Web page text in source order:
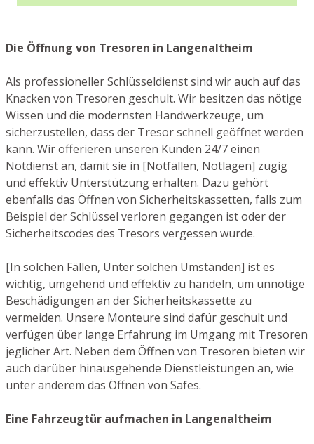
Die Öffnung von Tresoren in Langenaltheim
Als professioneller Schlüsseldienst sind wir auch auf das
Knacken von Tresoren geschult. Wir besitzen das nötige
Wissen und die modernsten Handwerkzeuge, um
sicherzustellen, dass der Tresor schnell geöffnet werden
kann. Wir offerieren unseren Kunden 24/7 einen
Notdienst an, damit sie in [Notfällen, Notlagen] zügig
und effektiv Unterstützung erhalten. Dazu gehört
ebenfalls das Öffnen von Sicherheitskassetten, falls zum
Beispiel der Schlüssel verloren gegangen ist oder der
Sicherheitscodes des Tresors vergessen wurde.
[In solchen Fällen, Unter solchen Umständen] ist es
wichtig, umgehend und effektiv zu handeln, um unnötige
Beschädigungen an der Sicherheitskassette zu
vermeiden. Unsere Monteure sind dafür geschult und
verfügen über lange Erfahrung im Umgang mit Tresoren
jeglicher Art. Neben dem Öffnen von Tresoren bieten wir
auch darüber hinausgehende Dienstleistungen an, wie
unter anderem das Öffnen von Safes.
Eine Fahrzeugtür aufmachen in Langenaltheim